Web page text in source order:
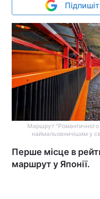
Маршрут "Романтичного
наймальовничішим у
Перше місце в
маршрут у Японії.